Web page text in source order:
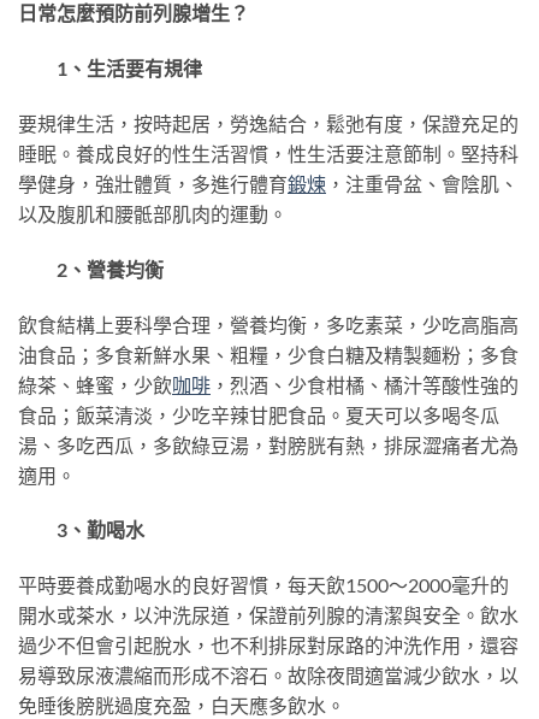
日常怎麼預防前列腺增生？
1、生活要有規律
要規律生活，按時起居，勞逸結合，鬆弛有度，保證充足的
睡眠。養成良好的性生活習慣，性生活要注意節制。堅持科
學健身，強壯體質，多進行體育鍛煉 ，注重骨盆、會陰肌、
以及腹肌和腰骶部肌肉的運動。
2、營養均衡
飲食結構上要科學合理，營養均衡，多吃素菜，少吃高脂高
油食品；多食新鮮水果、粗糧，少食白糖及精製麵粉；多食
綠茶、蜂蜜，少飲咖啡 ，烈酒、少食柑橘、橘汁等酸性強的
食品；飯菜清淡，少吃辛辣甘肥食品。夏天可以多喝冬瓜
湯、多吃西瓜，多飲綠豆湯，對膀胱有熱，排尿澀痛者尤為
適用。
3、勤喝水
平時要養成勤喝水的良好習慣，每天飲1500～2000毫升的
開水或茶水，以沖洗尿道，保證前列腺的清潔與安全。飲水
過少不但會引起脫水，也不利排尿對尿路的沖洗作用，還容
易導致尿液濃縮而形成不溶石。故除夜間適當減少飲水，以
免睡後膀胱過度充盈，白天應多飲水。